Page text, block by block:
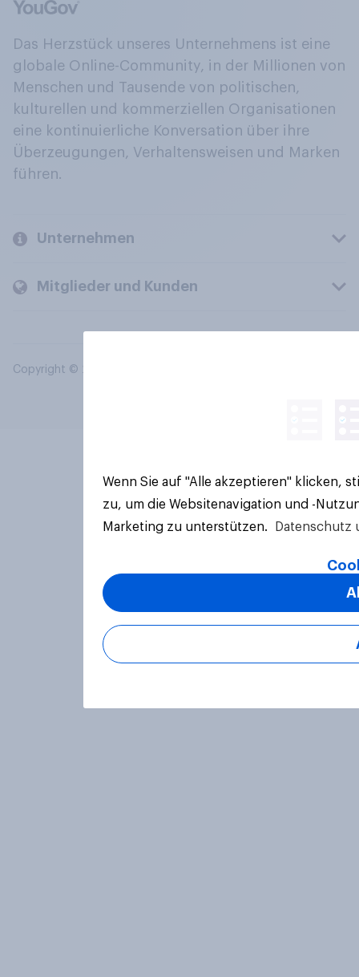
Das Herzstück unseres Unternehmens ist eine
globale Online-Community, in der Millionen von
Menschen und Tausende von politischen,
kulturellen und kommerziellen Organisationen
eine kontinuierliche Konversation über ihre
Überzeugungen, Verhaltensweisen und Marken
führen.
Unternehmen
Mitglieder und Kunden
Copyright © 2026 YouGov PLC. Alle Rechte vorbehalten.
Wenn Sie auf "Alle akzeptieren" klicken,
zu, um die Websitenavigation und -
Marketing zu unterstützen.
Datenschutz